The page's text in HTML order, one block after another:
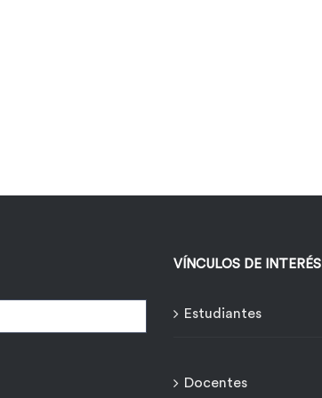
VÍNCULOS DE INTERÉS
Estudiantes
Docentes